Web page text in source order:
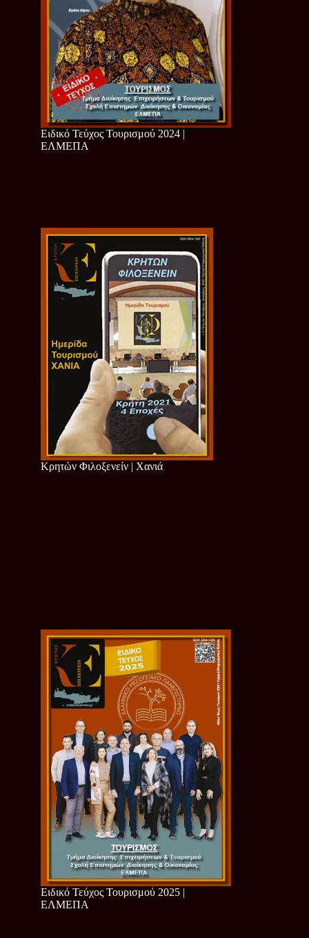
Ειδικό Τεύχος Τουρισμού 2024 |
ΕΛΜΕΠΑ
Κρητών Φιλοξενείν | Χανιά
Ειδικό Τεύχος Τουρισμού 2025 |
ΕΛΜΕΠΑ